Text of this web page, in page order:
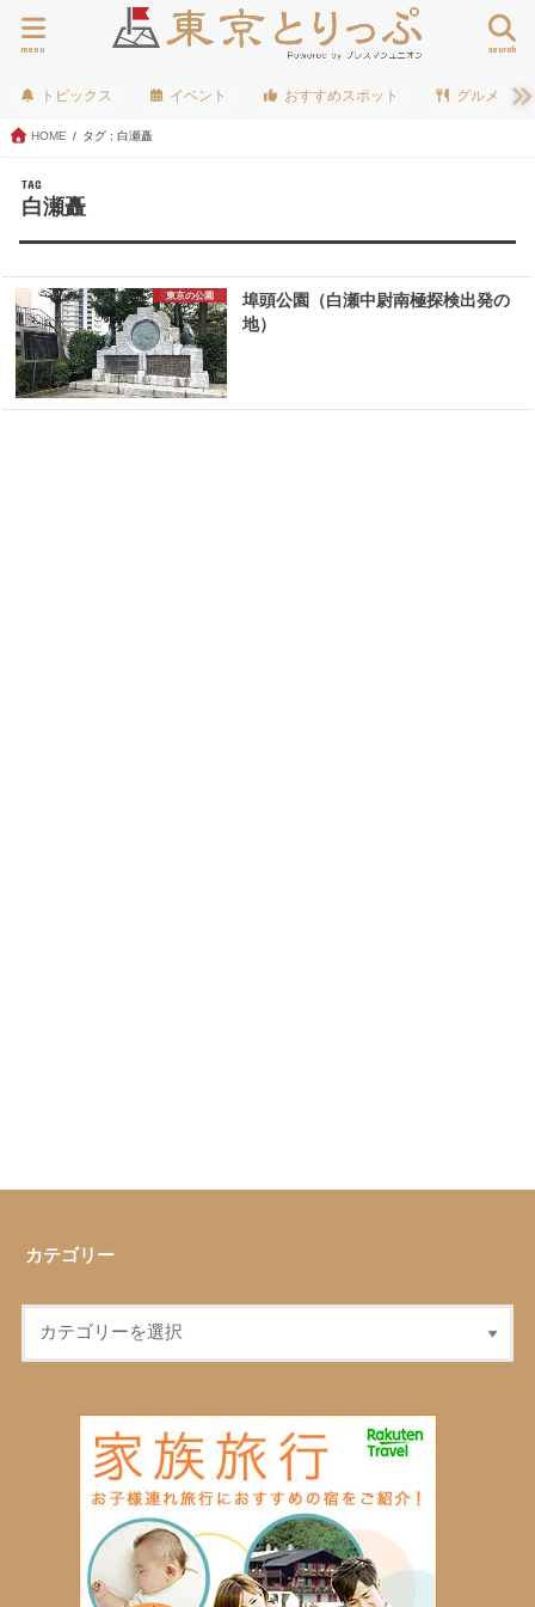
search
menu
トピックス イベント おすすめスポット グルメ
HOME タグ : 白瀬矗
TAG
白瀬矗
東京の公園
埠頭公園（白瀬中尉南極探検出発の
地）
カテゴリー